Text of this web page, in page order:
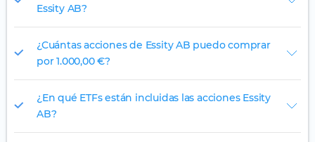
Essity AB?
¿Cuántas acciones de Essity AB puedo comprar
por 1.000,00 €?
¿En qué ETFs están incluidas las acciones Essity
AB?